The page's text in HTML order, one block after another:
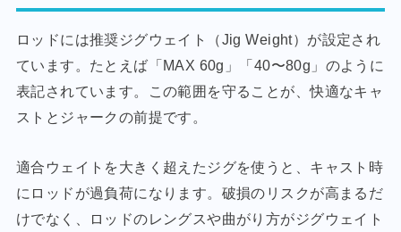
ロッドには推奨ジグウェイト（Jig Weight）が設定され
ています。たとえば「MAX 60g」「40〜80g」のように
表記されています。この範囲を守ることが、快適なキャ
ストとジャークの前提です。
適合ウェイトを大きく超えたジグを使うと、キャスト時
にロッドが過負荷になります。破損のリスクが高まるだ
けでなく、ロッドのレングスや曲がり方がジグウェイト